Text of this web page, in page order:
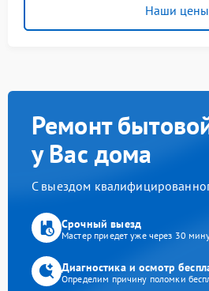
Наши цены
Ремонт
у Вас дома
С выездом
Срочный выезд
Мастер приедет уже через 30
Диагностика и осмотр
Определим причину поломки